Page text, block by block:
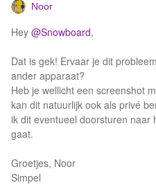
Noor
Hey @Snowboard,
Dat is gek! Ervaar je dit
ander apparaat?
Heb je wellicht een screenshot
kan dit natuurlijk ook als privé
ik dit eventueel doorsturen naar
gaat.
Groetjes, Noor
Simpel